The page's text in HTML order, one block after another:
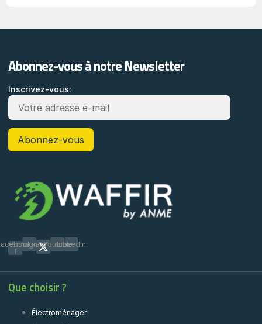
Abonnez-vous à notre Newsletter
Inscrivez-vous:
f
InstagramYoutubeLinkedin
Que choisir ?
Électroménager